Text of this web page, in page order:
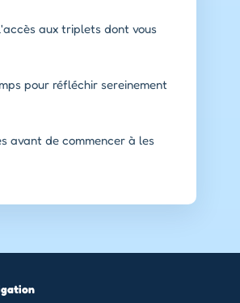
aux triplets dont vous
pour réfléchir sereinement
avant de commencer à les